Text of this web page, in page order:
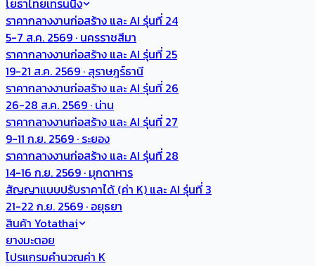
โยธาไทยเทรนนิ่ง
ราคากลางงานก่อสร้าง และ AI รุ่นที่ 24
5-7 ส.ค. 2569 · นครราชสีมา
ราคากลางงานก่อสร้าง และ AI รุ่นที่ 25
19-21 ส.ค. 2569 · สุราษฎร์ธานี
ราคากลางงานก่อสร้าง และ AI รุ่นที่ 26
26-28 ส.ค. 2569 · น่าน
ราคากลางงานก่อสร้าง และ AI รุ่นที่ 27
9-11 ก.ย. 2569 · ระยอง
ราคากลางงานก่อสร้าง และ AI รุ่นที่ 28
14-16 ก.ย. 2569 · มุกดาหาร
สัญญาแบบปรับราคาได้ (ค่า K) และ AI รุ่นที่ 3
21-22 ก.ย. 2569 · อยุธยา
สินค้า Yotathai
ยางมะตอย
โปรแกรมคำนวณค่า K